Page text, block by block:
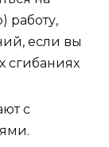
работу,
если вы
сгибаниях
с